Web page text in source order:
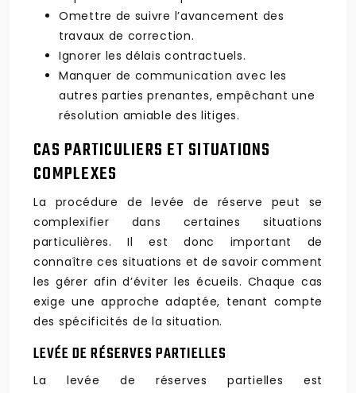
Omettre de suivre l’avancement des
travaux de correction.
Ignorer les délais contractuels.
Manquer de communication avec les
autres parties prenantes, empêchant une
résolution amiable des litiges.
CAS PARTICULIERS ET SITUATIONS
COMPLEXES
La procédure de levée de réserve peut se
complexifier dans certaines situations
particulières. Il est donc important de
connaître ces situations et de savoir comment
les gérer afin d’éviter les écueils. Chaque cas
exige une approche adaptée, tenant compte
des spécificités de la situation.
LEVÉE DE RÉSERVES PARTIELLES
La levée de réserves partielles est